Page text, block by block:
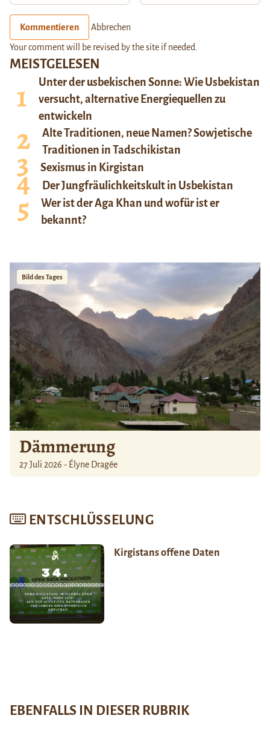
MEISTGELESEN
Unter der usbekischen Sonne: Wie Usbekistan
versucht, alternative Energiequellen zu
entwickeln
Alte Traditionen, neue Namen? Sowjetische
Traditionen in Tadschikistan
Sexismus in Kirgistan
Der Jungfräulichkeitskult in Usbekistan
Wer ist der Aga Khan und wofür ist er
bekannt?
Bild des Tages
Dämmerung
27 Juli 2026 - Élyne Dragée
ENTSCHLÜSSELUNG
Kirgistans offene Daten
Kommentieren Abbrechen
Your comment will be revised by the site if needed.
EBENFALLS IN DIESER RUBRIK